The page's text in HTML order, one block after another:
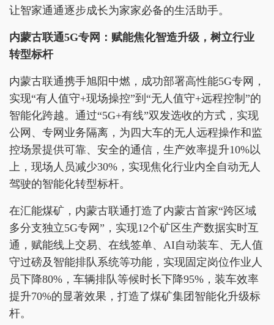
让智家通通逐步成长为家家必备的生活助手。
内蒙古联通5G专网：赋能焦化智造升级，树立行业
转型标杆
内蒙古联通携手旭阳中燃，成功部署高性能5G专网，
实现“有人值守+现场操控”到“无人值守+远程控制”的
智能化跨越。通过“5G+有线”双发选收的方式，实现
公网、专网业务隔离，为四大车的无人远程操作和监
控场景提供可靠、安全的通信，生产效率提升10%以
上，现场人员减少30%，实现焦化行业内全自动无人
驾驶的智能化转型标杆。
在汇能煤矿，内蒙古联通打造了内蒙古首家“跨区域
多分支独立5G专网”，实现12个矿区生产数据实时互
通，赋能线上交易、在线签单、AI自动装车、无人值
守过磅及智能排队系统等功能，实现固定岗位作业人
员下降80%，车辆排队等候时长下降95%，装车效率
提升70%的显著效果，打造了煤矿集团智能化升级标
杆。